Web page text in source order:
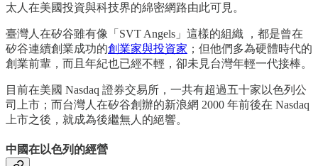
太人在美國投資與科技界的綿密網路由此可見。
臺灣人在矽谷雖有像「SVT Angels」這樣的組織 ，都是曾在
矽谷連續創業成功的創業家與投資家 ；但他們多為硬體時代的
創業前輩，而且年紀也已經不輕，卻未見台灣年輕一代接棒。
目前在美國 Nasdaq 證券交易所，一共有超過五十家以色列公
司上市；而台灣人在矽谷創辦的新浪網 2000 年前後在 Nasdaq
上市之後，就成為後繼無人的絕響。
中國在以色列的經營